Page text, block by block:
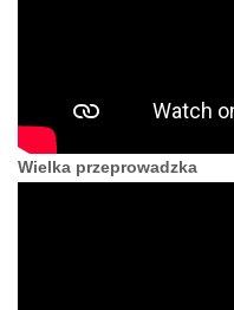
Wielka przeprowadzka